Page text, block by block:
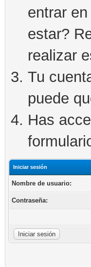
entrar
estar?
realizar
Tu
puede
Has
Iniciar sesión
Nombre de usuario:
Contraseña: